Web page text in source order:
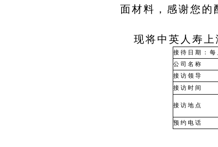
面材料，感谢您的
现将中英人寿
接待日期：
公司名称
接访领导
接访时间
接访地点
预约电话